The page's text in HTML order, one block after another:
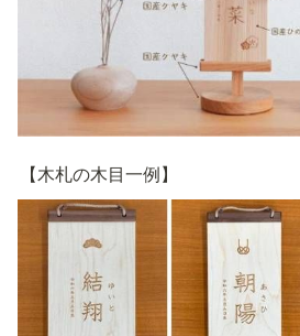
【木札の木目一例】